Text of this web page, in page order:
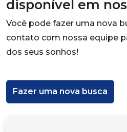
disponível em
Você pode fazer uma nova
contato com nossa equipe
dos seus sonhos!
Fazer uma nova busca